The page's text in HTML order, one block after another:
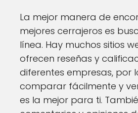
La mejor manera de
mejores cerrajeros es
línea. Hay muchos sitios
ofrecen reseñas y
diferentes empresas, por
comparar fácilmente y
es la mejor para ti.